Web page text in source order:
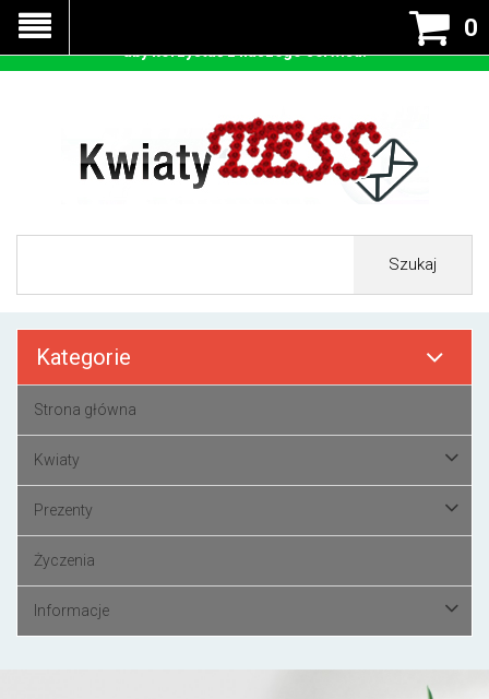
0
Szukaj
Kategorie
Strona główna
Kwiaty
Prezenty
Życzenia
Informacje
Nasza strona korzysta z cookies - czyli tzw ciastek w celu
prawidłowego działania. Zaakceptuj przyjmowanie cookies
aby korzystać z naszego serwisu.